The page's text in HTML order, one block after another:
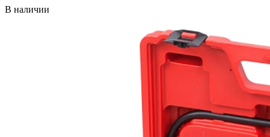
В наличии